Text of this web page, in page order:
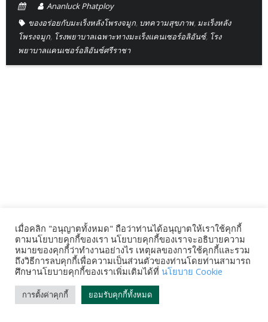
Ananluck Phatploy
ของอร่อยกับมะเร็งหลังโพรงจมูก, บทความสุขภาพ, มะเร็งหลัง
โพรงจมูก, โรงพยาบาลเฉพาะทางมะเร็งแคนเซอร์อลิอันซ์, โรง
พยาบาลแคนเซอร์อลิอันซ์ศรีราชา
เมื่อคลิก "อนุญาตทั้งหมด" ถือว่าท่านได้อนุญาตให้เราใช้คุกกี้
ตามนโยบายคุกกี้ของเรา นโยบายคุกกี้ของเราจะอธิบายความ
หมายของคุกกี้ว่าทำงานอย่างไร เหตุผลของการใช้คุกกี้และรวม
ถึงวิธีการลบคุกกี้เพื่อความเป็นส่วนตัวของท่านโดยท่านสามารถ
ศึกษานโยบายคุกกี้ของเราเพิ่มเติมได้ที่ นโยบาย Cookie
การตั้งค่าคุกกี้ ยอมรับคุกกี้ทั้งหมด